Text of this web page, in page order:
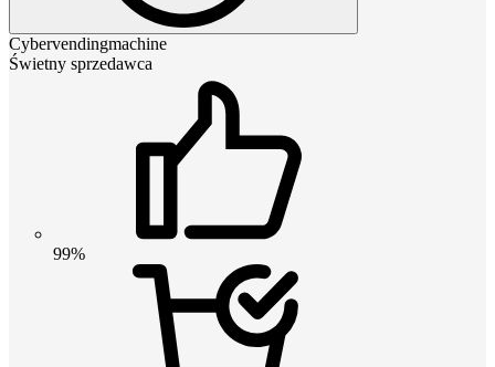
Cybervendingmachine
Świetny sprzedawca
99%